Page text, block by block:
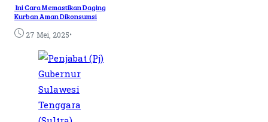
Ini Cara Memastikan Daging
Kurban Aman Dikonsumsi
27 Mei, 2025•